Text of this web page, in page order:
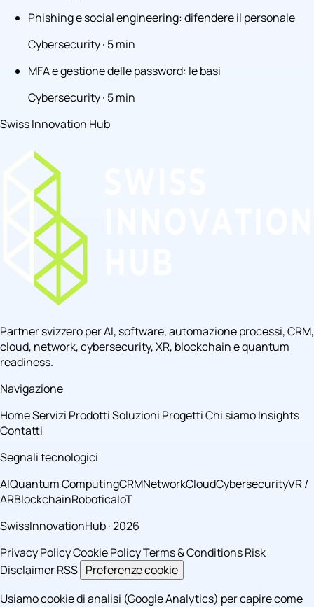
Phishing e social engineering: difendere il personale
Cybersecurity · 5 min
MFA e gestione delle password: le basi
Cybersecurity · 5 min
Swiss Innovation Hub
Partner svizzero per AI, software, automazione processi, CRM,
cloud, network, cybersecurity, XR, blockchain e quantum
readiness.
Navigazione
HomeServizi ProdottiSoluzioni ProgettiChi siamoInsights
Contatti
Segnali tecnologici
AIQuantum ComputingCRMNetworkCloudCybersecurityVR /
ARBlockchainRoboticaIoT
SwissInnovationHub · 2026
Privacy PolicyCookie PolicyTerms & ConditionsRisk
DisclaimerRSS Preferenze cookie
Usiamo cookie di analisi (Google Analytics) per capire come